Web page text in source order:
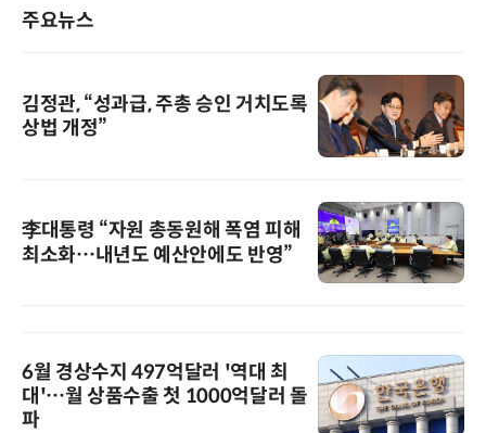
주요뉴스
김정관, “성과급, 주총 승인 거치도록
상법 개정”
李대통령 “자원 총동원해 폭염 피해
최소화…내년도 예산안에도 반영”
6월 경상수지 497억달러 '역대 최
대'…월 상품수출 첫 1000억달러 돌
파